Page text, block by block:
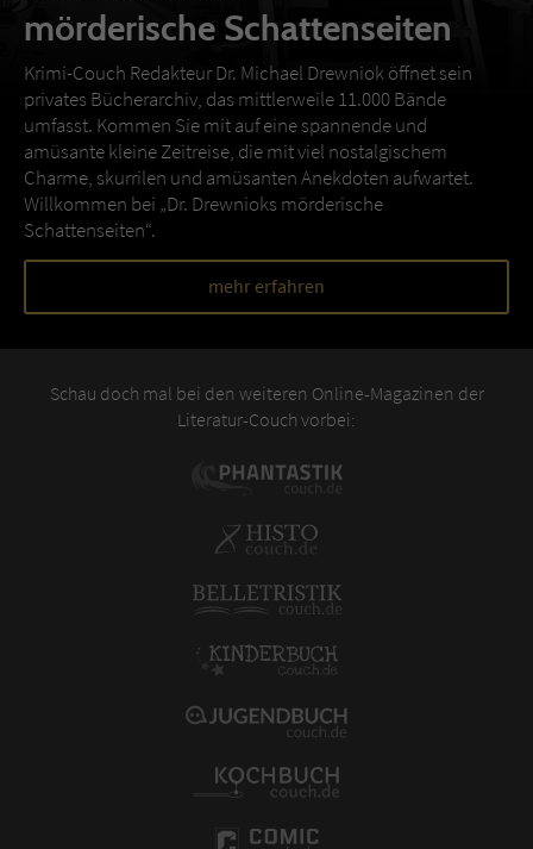
mörderische Schattenseiten
Krimi-Couch Redakteur Dr. Michael Drewniok öffnet sein
privates Bücherarchiv, das mittlerweile 11.000 Bände
umfasst. Kommen Sie mit auf eine spannende und
amüsante kleine Zeitreise, die mit viel nostalgischem
Charme, skurrilen und amüsanten Anekdoten aufwartet.
Willkommen bei „Dr. Drewnioks mörderische
Schattenseiten“.
mehr erfahren
Schau doch mal bei den weiteren Online-Magazinen der
Literatur-Couch vorbei: